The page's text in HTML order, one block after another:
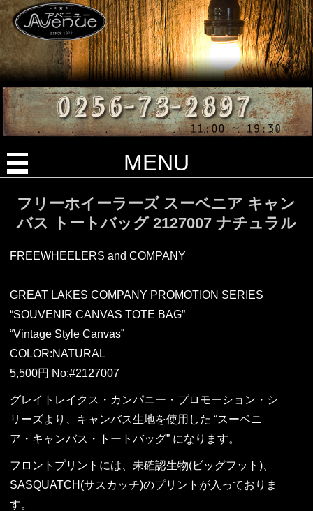
MENU
フリーホイーラーズ スーベニア キャン
バス トートバッグ 2127007 ナチュラル
FREEWHEELERS and COMPANY
GREAT LAKES COMPANY PROMOTION SERIES
“SOUVENIR CANVAS TOTE BAG”
“Vintage Style Canvas”
COLOR:NATURAL
5,500円 No:#2127007
グレイトレイクス・カンパニー・プロモーション・シ
リーズより、キャンバス生地を使用した “スーベニ
ア・キャンバス・トートバッグ” になります。
フロントプリントには、未確認生物(ビッグフット)、
SASQUATCH(サスカッチ)のプリントが入っておりま
す。